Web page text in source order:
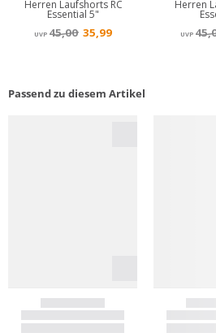
Passend zu diesem Artikel